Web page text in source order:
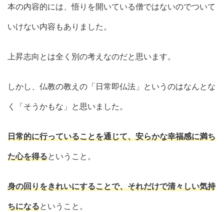
本の内容的には、悟りを開いている僧ではないのでついて
いけない内容もありました。
上昇志向とは全く別の考えなのだと思います。
しかし、仏教の教えの「日常即仏法」というのはなんとな
く「そうかもな」と思いました。
日常的に行っていることを通じて、安らかな幸福感に満ち
た心を得るということ。
身の回りをきれいにすることで、それだけで清々しい気持
ちになるということ。